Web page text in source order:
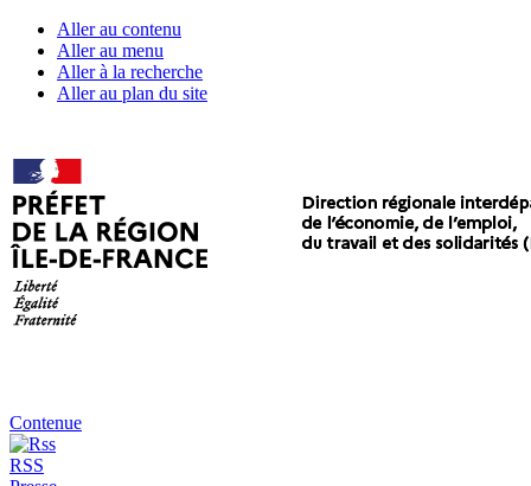
Aller au contenu
Aller au menu
Aller à la recherche
Aller au plan du site
Contenue
RSS